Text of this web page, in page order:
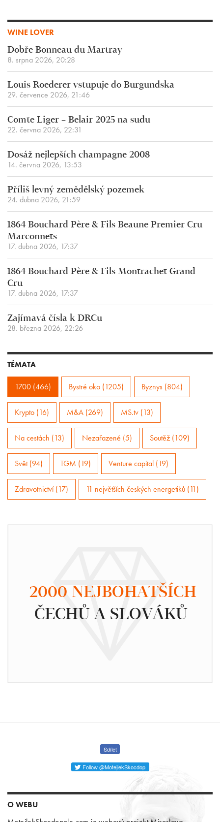
WINE LOVER
Dobře Bonneau du Martray
8. srpna 2026, 20:28
Louis Roederer vstupuje do Burgundska
29. července 2026, 21:46
Comte Liger – Belair 2025 na sudu
22. června 2026, 22:31
Dosáž nejlepších champagne 2008
14. června 2026, 13:53
Příliš levný zemědělský pozemek
24. dubna 2026, 21:59
1864 Bouchard Père & Fils Beaune Premier Cru
Marconnets
17. dubna 2026, 17:37
1864 Bouchard Père & Fils Montrachet Grand
Cru
17. dubna 2026, 17:37
Zajímavá čísla k DRCu
28. března 2026, 22:26
TÉMATA
1700 (466) Bystré oko (1205) Byznys (804)
Krypto (16) M&A (269) MS.tv (13)
Na cestách (13) Nezařazené (5) Soutěž (109)
Svět (94) TGM (19) Venture capital (19)
Zdravotnictví (17) 11 největších českých energetiků (11)
2000 NEJBOHATŠÍCH
ČECHŮ A SLOVÁKŮ
Sdílet
Follow @MotejlekSkocdop
O WEBU